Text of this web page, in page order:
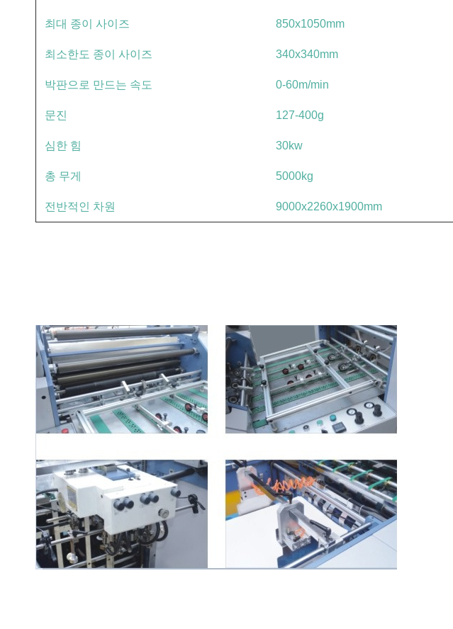
최대 종이 사이즈 850x1050mm
최소한도 종이 사이즈 340x340mm
박판으로 만드는 속도 0-60m/min
문진 127-400g
심한 힘 30kw
총 무게 5000kg
전반적인 차원 9000x2260x1900mm